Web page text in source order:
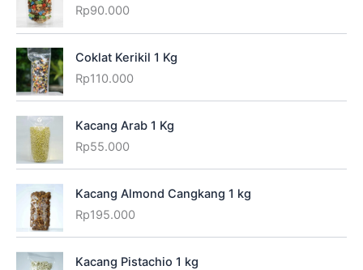
Rp90.000
Coklat Kerikil 1 Kg
Rp110.000
Kacang Arab 1 Kg
Rp55.000
Kacang Almond Cangkang 1 kg
Rp195.000
Kacang Pistachio 1 kg